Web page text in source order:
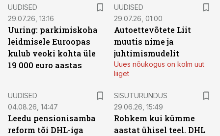
UUDISED
29.07.26, 13:16
Uuring: parkimiskoha
leidmisele Euroopas
kulub veoki kohta üle
19 000 euro aastas
UUDISED
29.07.26, 01:00
Autoettevõtete Liit
muutis nime ja
juhtimismudelit
Uues nõukogus on kolm uut
liiget
UUDISED
04.08.26, 14:47
Leedu pensionisamba
reform tõi DHL-iga
SISUTURUNDUS
29.06.26, 15:49
Rohkem kui kümme
aastat ühisel teel. DHL